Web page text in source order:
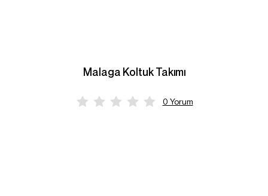
Malaga Koltuk Takımı
0 Yorum